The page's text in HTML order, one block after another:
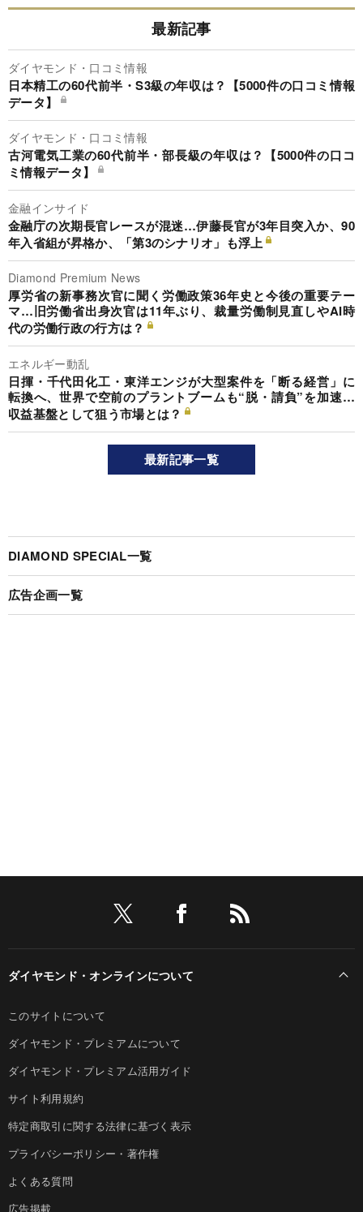
最新記事
ダイヤモンド・口コミ情報
日本精工の60代前半・S3級の年収は？【5000件の口コミ情報
データ】
ダイヤモンド・口コミ情報
古河電気工業の60代前半・部長級の年収は？【5000件の口コ
ミ情報データ】
金融インサイド
金融庁の次期長官レースが混迷…伊藤長官が3年目突入か、90
年入省組が昇格か、「第3のシナリオ」も浮上
Diamond Premium News
厚労省の新事務次官に聞く労働政策36年史と今後の重要テー
マ…旧労働省出身次官は11年ぶり、裁量労働制見直しやAI時
代の労働行政の行方は？
エネルギー動乱
日揮・千代田化工・東洋エンジが大型案件を「断る経営」に
転換へ、世界で空前のプラントブームも“脱・請負”を加速…
収益基盤として狙う市場とは？
最新記事一覧
DIAMOND SPECIAL一覧
広告企画一覧
ダイヤモンド・オンラインについて
このサイトについて
ダイヤモンド・プレミアムについて
ダイヤモンド・プレミアム活用ガイド
サイト利用規約
特定商取引に関する法律に基づく表示
プライバシーポリシー・著作権
よくある質問
広告掲載